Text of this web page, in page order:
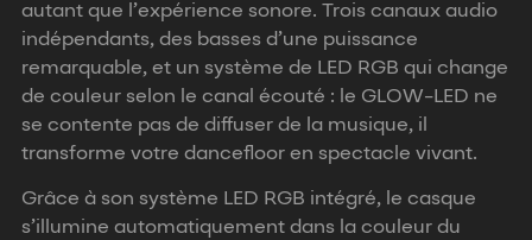
autant que l’expérience sonore. Trois canaux audio
indépendants, des basses d’une puissance
remarquable, et un système de LED RGB qui change
de couleur selon le canal écouté : le GLOW-LED ne
se contente pas de diffuser de la musique, il
transforme votre dancefloor en spectacle vivant.
Grâce à son système LED RGB intégré, le casque
s’illumine automatiquement dans la couleur du